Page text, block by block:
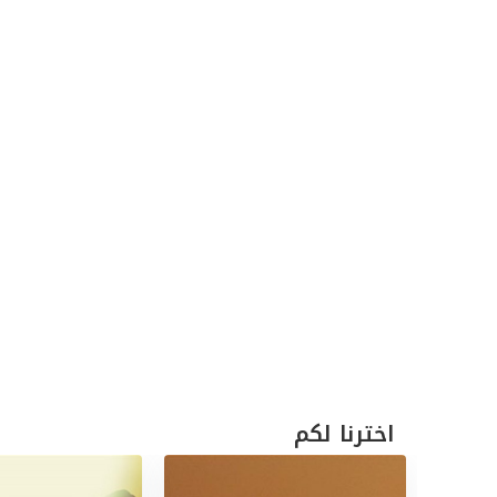
اخترنا لكم